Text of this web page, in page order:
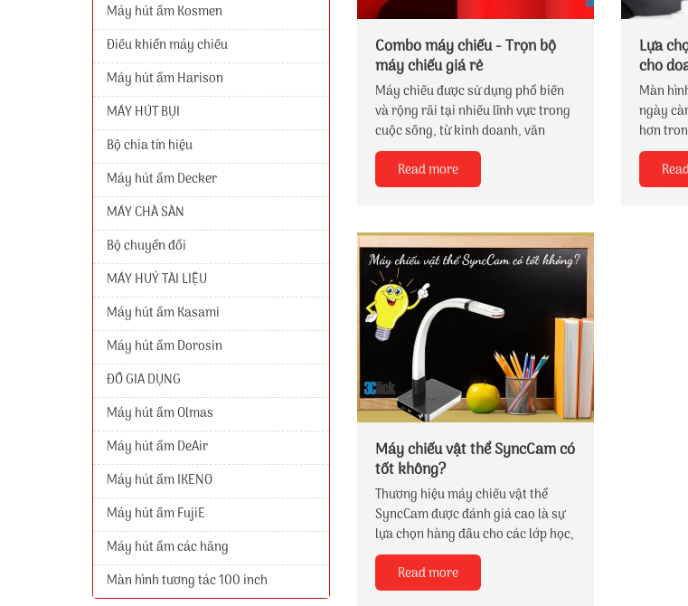
Máy hút ẩm Kosmen
Điều khiển máy chiếu
Máy hút ẩm Harison
MÁY HÚT BỤI
Bộ chia tín hiệu
Máy hút ẩm Decker
MÁY CHÀ SÀN
Bộ chuyển đổi
MÁY HUỶ TÀI LIỆU
Máy hút ẩm Kasami
Máy hút ẩm Dorosin
ĐỒ GIA DỤNG
Máy hút ẩm Olmas
Máy hút ẩm DeAir
Máy hút ẩm IKENO
Máy hút ẩm FujiE
Máy hút ẩm các hãng
Màn hình tương tác 100 inch
Combo máy chiếu - Trọn bộ
máy chiếu giá rẻ
Máy chiếu được sử dụng phổ biến
và rộng rãi tại nhiều lĩnh vực trong
cuộc sống, từ kinh doanh, văn
phòng, lớp học, giải trí cho đến
những quán cafe, quán bia chiếu
bóng đá... Để chọn mua máy chiếu,
kèm không phải là điều dễ dàng vì
chúng ta cần phải tìm hiểu về các
thông số kỹ thuật, công nghệ và
cân đối giữa mục đích sử dụng với
chi phí phải bỏ ra.
Read more
Lựa
cho
Màn
ngày
hơn
các
trợ
chiếc
Máy chiếu vật thể SyncCam có
tốt không?
Thương hiệu máy chiếu vật thể
SyncCam được đánh giá cao là sự
lựa chọn hàng đầu cho các lớp học,
buổi thuyết trình và quảng bá sản
phẩm. Máy có nhiều ưu điểm như:
cổ quay dẻo, nhỏ gọn, linh hoạt,
Read more